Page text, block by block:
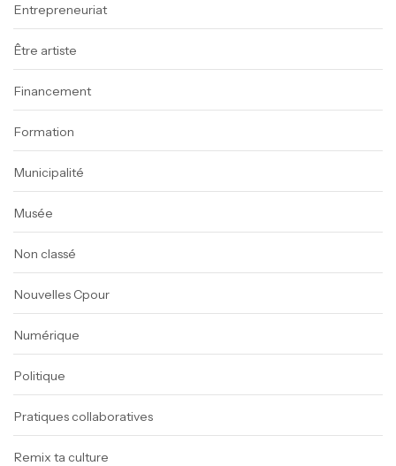
Entrepreneuriat
Être artiste
Financement
Formation
Municipalité
Musée
Non classé
Nouvelles Cpour
Numérique
Politique
Pratiques collaboratives
Remix ta culture